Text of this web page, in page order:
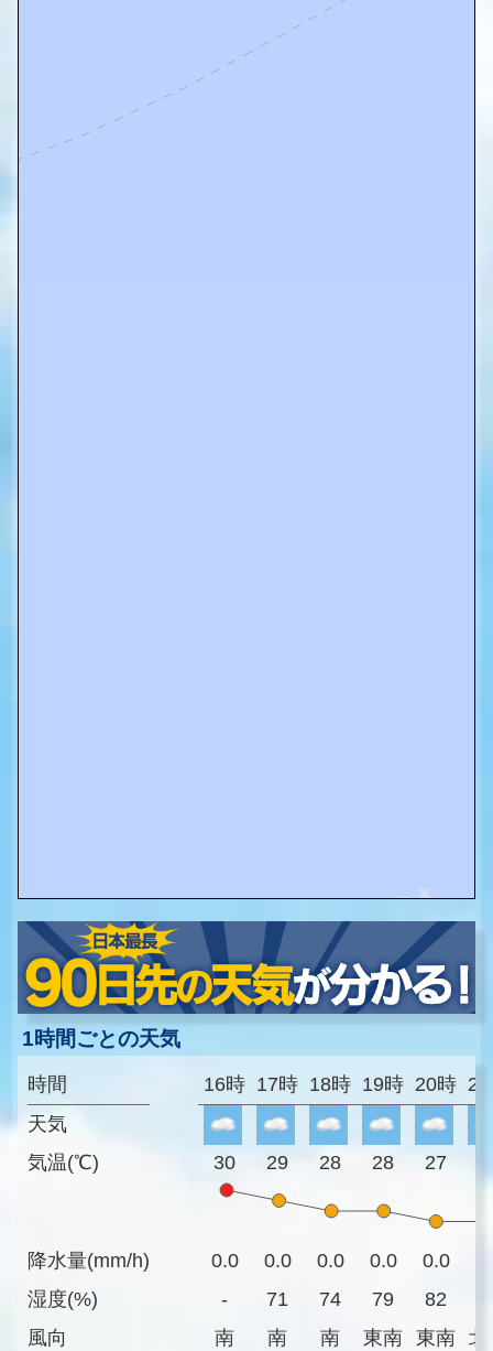
1時間ごとの天気
時間
天気
気温(℃)
降水量(mm/h)
湿度(%)
風向
16時 17時 18時 19時 20時
30 29 28 28 27
0.0 0.0 0.0 0.0 0.0
-
71 74 79 82
南
南 南 東南 東南 北